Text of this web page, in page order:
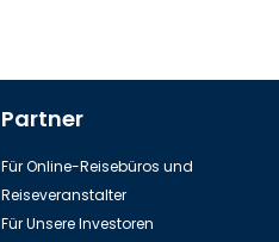
Aquarium in Stadt Antalya
Partner
Für Online-Reisebüros und
Reiseveranstalter
Für Unsere Investoren